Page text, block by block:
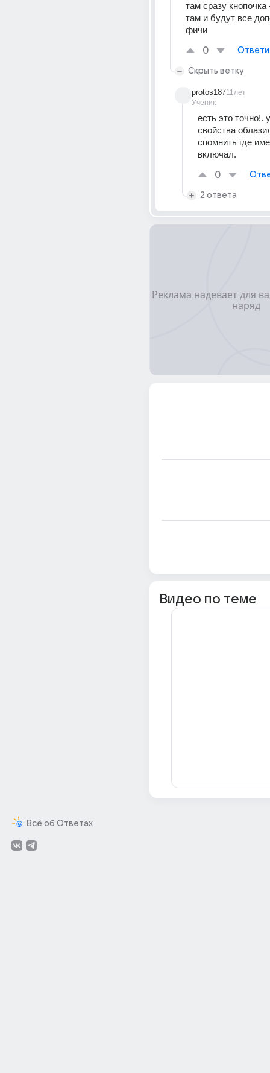
Всё об Ответах
там сразу кнопочка
там и будут все
фичи
0
Скрыть ветку
protos187
Ученик
11лет
есть это точно!.
свойства
спомнить где
включал.
0
2 ответа
Видео по теме